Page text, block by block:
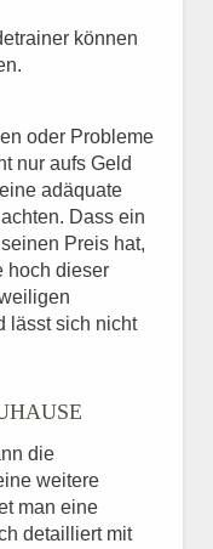
können
oder Probleme
nur aufs Geld
adäquate
Dass ein
Preis hat,
hoch dieser
lässt sich nicht
die
weitere
man eine
detailliert mit